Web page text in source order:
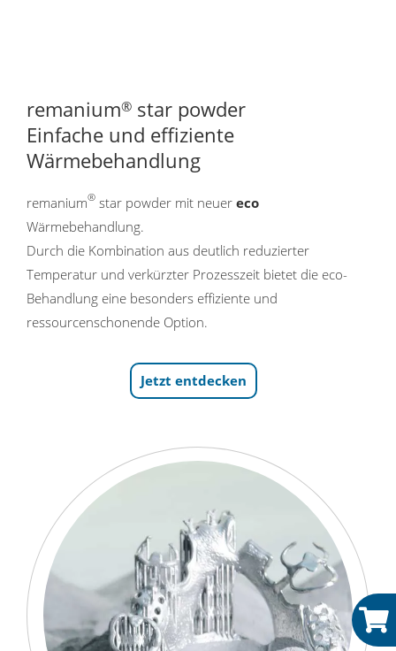
remanium® star powder
Einfache und effiziente
Wärmebehandlung
remanium® star powder mit neuer eco
Wärmebehandlung.
Durch die Kombination aus deutlich reduzierter
Temperatur und verkürzter Prozesszeit bietet die eco-
Behandlung eine besonders effiziente und
ressourcenschonende Option.
Jetzt entdecken